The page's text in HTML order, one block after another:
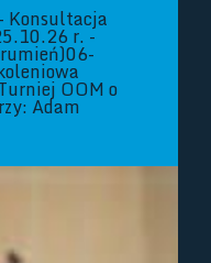
Konsultacja
r. -
OOM o
Adam